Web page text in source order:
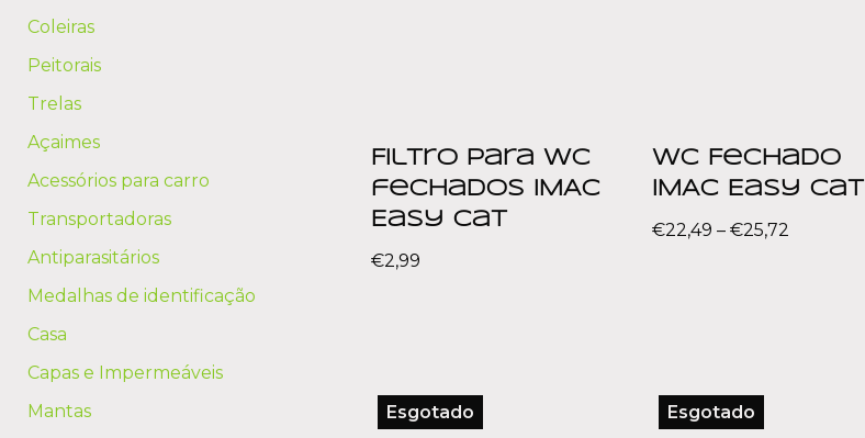
Coleiras
Peitorais
Trelas
Açaimes
Acessórios para carro
Transportadoras
Antiparasitários
Medalhas de identificação
Casa
Capas e Impermeáveis
Mantas
Filtro para WC
fechados IMAC
Easy Cat
€2,99
WC Fechado
IMAC Easy Cat
€22,49 – €25,72
Esgotado Esgotado